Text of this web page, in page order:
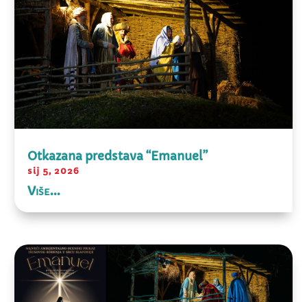
Otkazana predstava “Emanuel”
sij 5, 2026
Više...